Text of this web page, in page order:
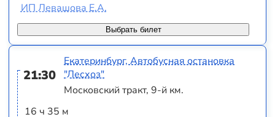
Выбрать билет
ИП Левашова Е.А.
21:30
16 ч 35 м
Екатеринбург, Автобусная остановка
"Лесхоз"
Московский тракт, 9-й км.